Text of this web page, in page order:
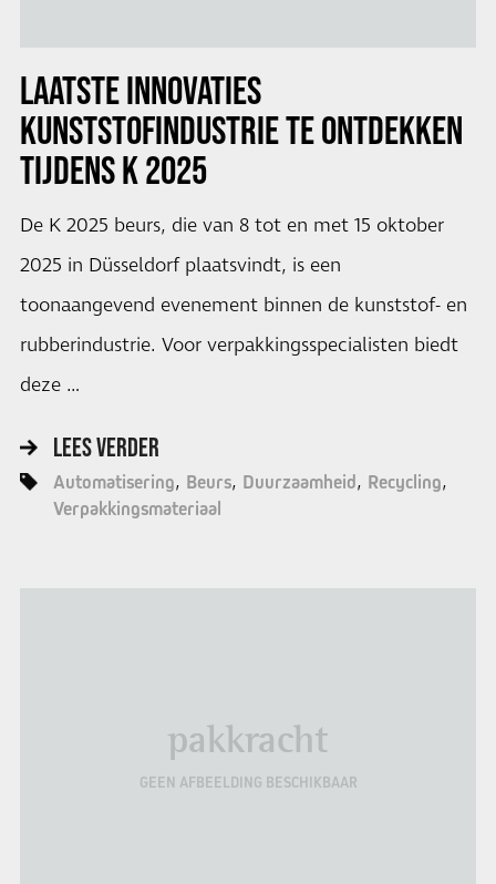
LAATSTE INNOVATIES
KUNSTSTOFINDUSTRIE TE ONTDEKKEN
TIJDENS K 2025
De K 2025 beurs, die van 8 tot en met 15 oktober
2025 in Düsseldorf plaatsvindt, is een
toonaangevend evenement binnen de kunststof- en
rubberindustrie. Voor verpakkingsspecialisten biedt
deze …
LEES VERDER
Automatisering Beurs Duurzaamheid Recycling
Verpakkingsmateriaal
pakkracht
GEEN AFBEELDING BESCHIKBAAR